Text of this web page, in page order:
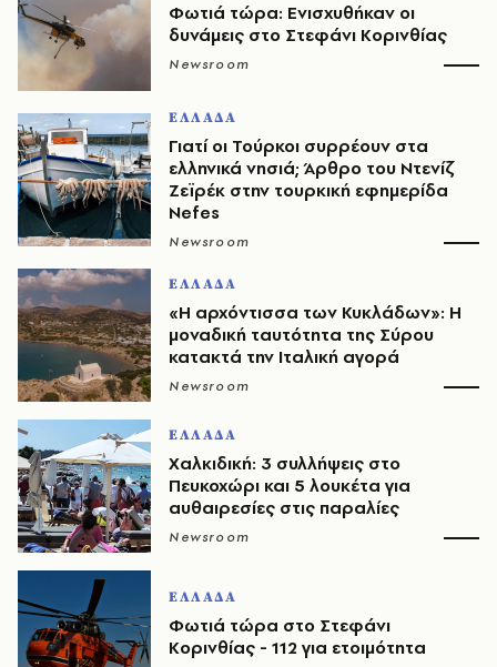
Φωτιά τώρα: Ενισχυθήκαν οι
δυνάμεις στο Στεφάνι Κορινθίας
Newsroom
ΕΛΛΑΔΑ
Γιατί οι Τούρκοι συρρέουν στα
ελληνικά νησιά; Άρθρο του Ντενίζ
Ζεϊρέκ στην τουρκική εφημερίδα
Nefes
Newsroom
ΕΛΛΑΔΑ
«Η αρχόντισσα των Κυκλάδων»: Η
μοναδική ταυτότητα της Σύρου
κατακτά την Ιταλική αγορά
Newsroom
ΕΛΛΑΔΑ
Χαλκιδική: 3 συλλήψεις στο
Πευκοχώρι και 5 λουκέτα για
αυθαιρεσίες στις παραλίες
Newsroom
ΕΛΛΑΔΑ
Φωτιά τώρα στο Στεφάνι
Κορινθίας - 112 για ετοιμότητα